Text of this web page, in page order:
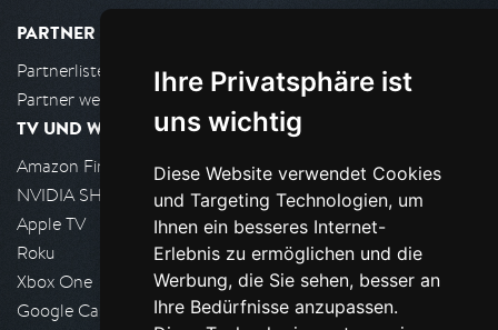
Ihre Privatsphäre ist
uns wichtig
Diese Website verwendet Cookies
und Targeting Technologien, um
Ihnen ein besseres Internet-
Erlebnis zu ermöglichen und die
Werbung, die Sie sehen, besser an
Ihre Bedürfnisse anzupassen.
PARTNER
Partnerliste
Partner werden
TV UND WOHNZIMMER
Amazon FireTV
NVIDIA SHIELD, Google TV
Apple TV
Roku
Xbox One
Google Cast